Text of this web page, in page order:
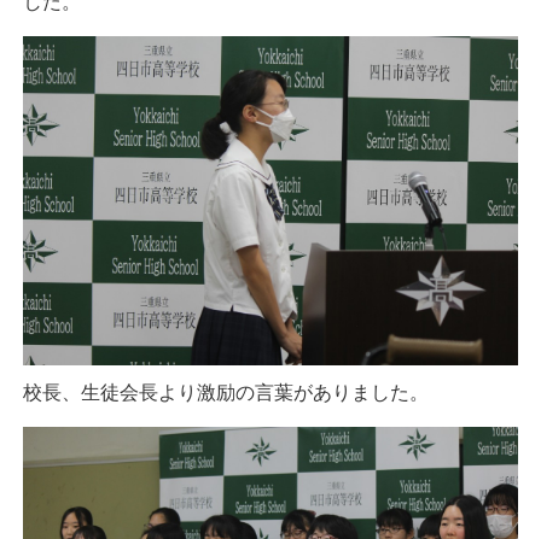
校長、生徒会長より激励の言葉がありました。